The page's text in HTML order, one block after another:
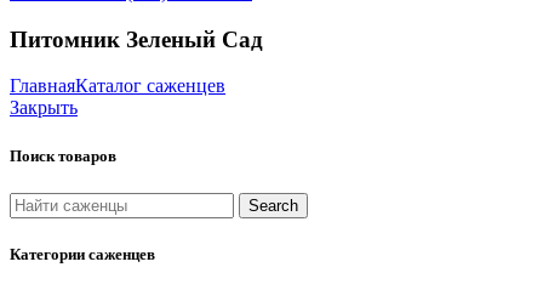
Питомник Зеленый Сад
ГлавнаяКаталог саженцев
Закрыть
Поиск товаров
Search
Категории саженцев